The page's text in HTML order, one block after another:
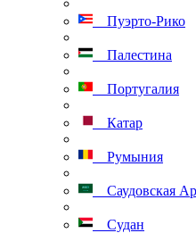
Пуэрто-Рико
Палестина
Португалия
Катар
Румыния
Саудовская
Судан